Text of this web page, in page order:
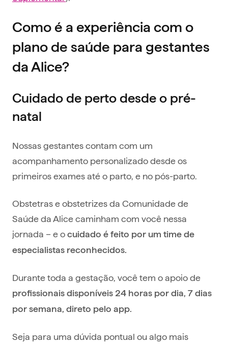
Como é a experiência com o
plano de saúde para gestantes
da Alice?
Cuidado de perto desde o pré-
natal
Nossas gestantes contam com um
acompanhamento personalizado desde os
primeiros exames até o parto, e no pós-parto.
Obstetras e obstetrizes da Comunidade de
Saúde da Alice caminham com você nessa
jornada – e o cuidado é feito por um time de
especialistas reconhecidos.
Durante toda a gestação, você tem o apoio de
profissionais disponíveis 24 horas por dia, 7 dias
por semana, direto pelo app.
Seja para uma dúvida pontual ou algo mais